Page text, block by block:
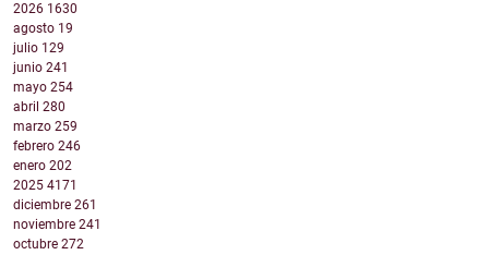
2026 1630
agosto 19
julio 129
junio 241
mayo 254
abril 280
marzo 259
febrero 246
enero 202
2025 4171
diciembre 261
noviembre 241
octubre 272